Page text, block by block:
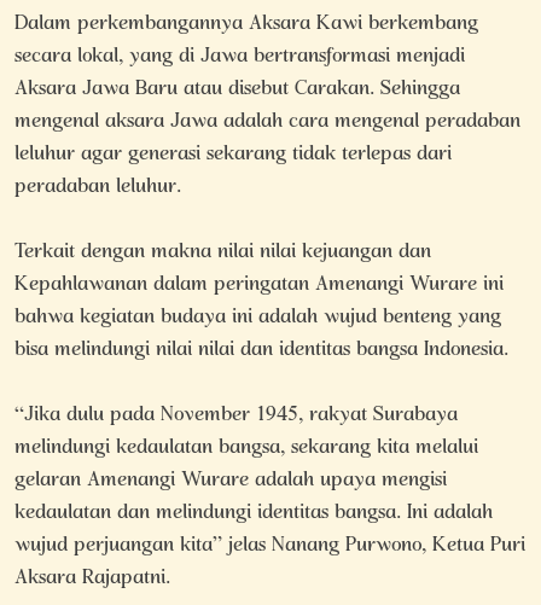
Dalam perkembangannya Aksara Kawi berkembang
secara lokal, yang di Jawa bertransformasi menjadi
Aksara Jawa Baru atau disebut Carakan. Sehingga
mengenal aksara Jawa adalah cara mengenal peradaban
leluhur agar generasi sekarang tidak terlepas dari
peradaban leluhur.
Terkait dengan makna nilai nilai kejuangan dan
Kepahlawanan dalam peringatan Amenangi Wurare ini
bahwa kegiatan budaya ini adalah wujud benteng yang
bisa melindungi nilai nilai dan identitas bangsa Indonesia.
“Jika dulu pada November 1945, rakyat Surabaya
melindungi kedaulatan bangsa, sekarang kita melalui
gelaran Amenangi Wurare adalah upaya mengisi
kedaulatan dan melindungi identitas bangsa. Ini adalah
wujud perjuangan kita” jelas Nanang Purwono, Ketua Puri
Aksara Rajapatni.